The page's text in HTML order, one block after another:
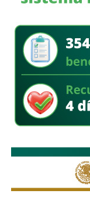
También lee:La
J.R. Martínez/Dr.
cada elección y
incultos, cínicos
así, no solo se
vivir.
Ambas